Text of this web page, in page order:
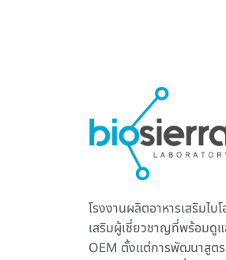
โรงงานผลิตอาหารเสริมไบ
เสริมผู้เชี่ยวชาญที่พร้อมดู
OEM ตั้งแต่การพัฒนาสูต